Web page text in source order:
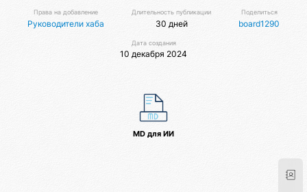
Права на добавление
Руководители хаба
Длительность публикации
30 дней
Поделиться
board1290
Дата создания
10 декабря 2024
MD для ИИ